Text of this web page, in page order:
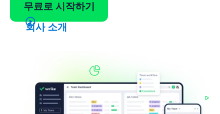
무료로 시작하기
회사 소개